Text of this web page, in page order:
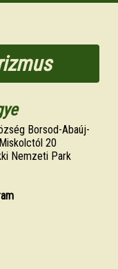
Borsod-Abaúj-
20
Nemzeti Park